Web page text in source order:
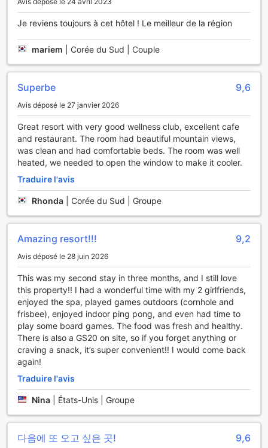
Les salles de bain de certaines chambres du PARK ROCHE
Resort & Wellness sont équipées d'un sèche-
Commencez vos journées de vacances de la meilleure
façon possible. Commencez chaque matin de votre séjour
par un petit déjeuner sur place. Qu'y a-t-il de mieux qu'une
bonne tasse de café ? Commencez chaque journée de
vacances lors de votre séjour dans cet hôtel par une tasse
de café de qualité qui vous donnera de l'énergie. Si vous
n'avez pas envie de sortir pour manger, vous pouvez
toujours opter pour les délicieuses options de restauration
de cet hôtel. Une fois sur place, n'oubliez pas de profiter
du bar pour passer une bonne soirée.
Le PARK ROCHE Resort & Wellness dispose de distributeurs
automatiques qui fournissent des rafraîchissements 24
heures sur 24, à faible coût. Si vous préférez cuisiner vos
et un cuisine commune. Ne passez une journée sans rien
faire au PARK ROCHE Resort & Wellness grâce aux activités
et équipements proposés. Terminez vos journées en toute
détente grâce aux équipements de
jacuzzi, massage, hammam, spa et sauna à votre
disposition. Les nombreuses possibilités offertes par PARK
ROCHE Resort & Wellness vous garantissent que vous
aurez beaucoup à faire pendant votre séjour. Aucune
vacance n'est complète sans un saut rafraîchissant dans la
piscine. Les amateurs de fitness qui souhaitent maintenir
leur routine pendant leurs vacances peuvent se rendre à
l'installation de fitness de cet hôtel. Défiez les membres de
votre groupe de voyage ou d'autres hôtes de cet hôtel en
profitant d'équipements tels que salle de yoga et terrain de
entre amis en passant du temps dans les espaces que
Je reviens toujours à cet hôtel ! Le meilleur de la région
mariem Corée du Sud | Couple
Superbe 9,6
Avis déposé le 27 janvier 2026
Great resort with very good wellness club, excellent cafe
and restaurant. The room had beautiful mountain views,
was clean and had comfortable beds. The room was well
heated, we needed to open the window to make it cooler.
Traduire l'avis
Rhonda Corée du Sud | Groupe
Amazing resort!!! 9,2
Avis déposé le 28 juin 2026
This was my second stay in three months, and I still love
this property!! I had a wonderful time with my 2 girlfriends,
enjoyed the spa, played games outdoors (cornhole and
frisbee), enjoyed indoor ping pong, and even had time to
play some board games. The food was fresh and healthy.
There is also a GS20 on site, so if you forget anything or
craving a snack, it’s super convenient!! I would come back
again!
Traduire l'avis
Nina États-Unis | Groupe
다음에 또 오고 싶은 곳! 9,6